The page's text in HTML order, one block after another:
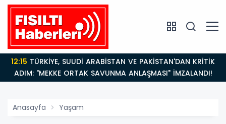
14:21BAKAN GÜRLEK’TEN TİGAD ÇALIŞTAYINDA Çarpıcı
AÇIKLAMALAR: "Pazar Günü Yeni Bir Aydınlığa
Uyanacağız"
Anasayfa Yaşam